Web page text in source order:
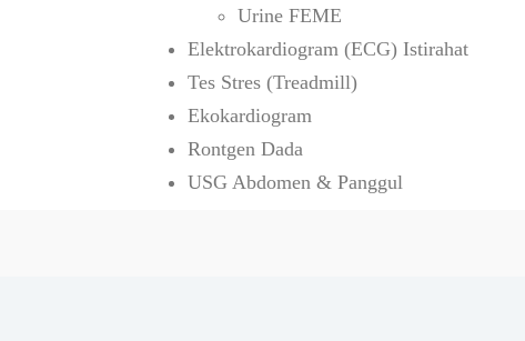
Urine FEME
Elektrokardiogram (ECG) Istirahat
Tes Stres (Treadmill)
Ekokardiogram
Rontgen Dada
USG Abdomen & Panggul